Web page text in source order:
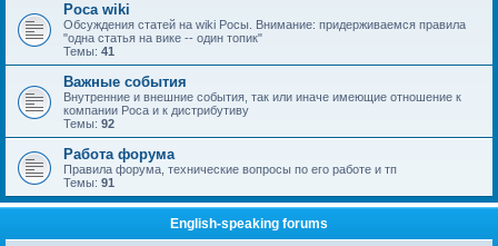
Роса wiki
Обсуждения статей на wiki Росы. Внимание: придерживаемся правила
"одна статья на вике -- один топик"
Темы: 41
Важные события
Внутренние и внешние события, так или иначе имеющие отношение к
компании Роса и к дистрибутиву
Темы: 92
Работа форума
Правила форума, технические вопросы по его работе и тп
Темы: 91
English-speaking forums